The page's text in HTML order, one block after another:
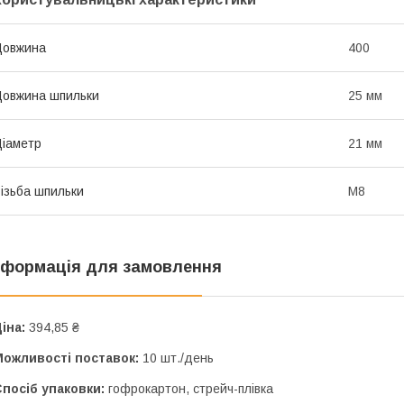
400
шпильки 25 мм
21 мм
шпильки М8
для замовлення
394,85 ₴
поставок: 10 шт./день
упаковки: гофрокартон, стрейч-плівка